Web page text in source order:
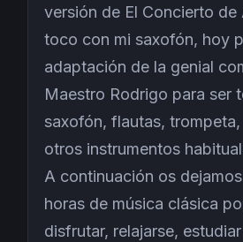
versión de El Concierto de
toco con mi saxofón, hoy
adaptación de la genial
Maestro Rodrigo para ser
saxofón, flautas,
otros instrumentos
A continuación os
horas de música clásica
disfrutar, relajarse,